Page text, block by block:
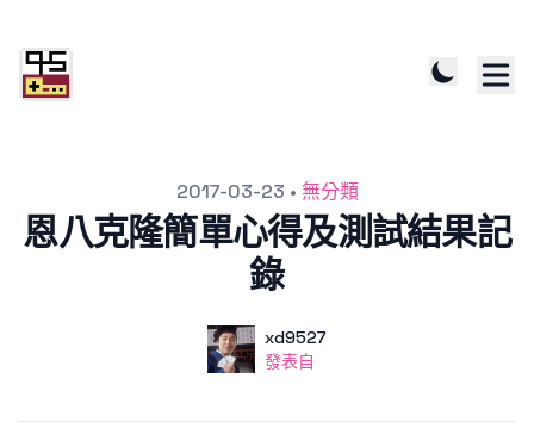
2017-03-23 • 無分類
恩八克隆簡單心得及測試結果記
錄
使用者
xd9527
發表自
發表自